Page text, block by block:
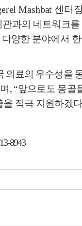
Mashbat 센터
과의 네트워크
양한 분야에서
의료의 우수성을
며 , “앞으로도 몽골
을 적극 지원하겠
8943